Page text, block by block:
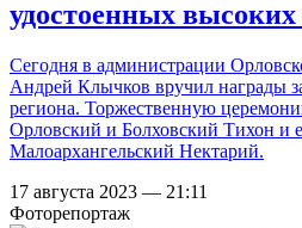
удостоенных высоких
Сегодня в администрации
Андрей Клычков вручил награды
региона. Торжественную
Орловский и Болховский Тихон и
Малоархангельский Нектарий.
17 августа 2023 — 21:11
Фоторепортаж